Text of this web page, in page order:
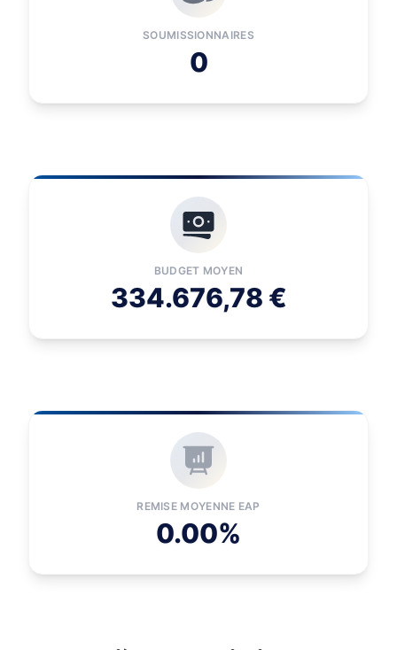
SOUMISSIONNAIRES
0
BUDGET MOYEN
334.676,78 €
REMISE MOYENNE EAP
0.00%